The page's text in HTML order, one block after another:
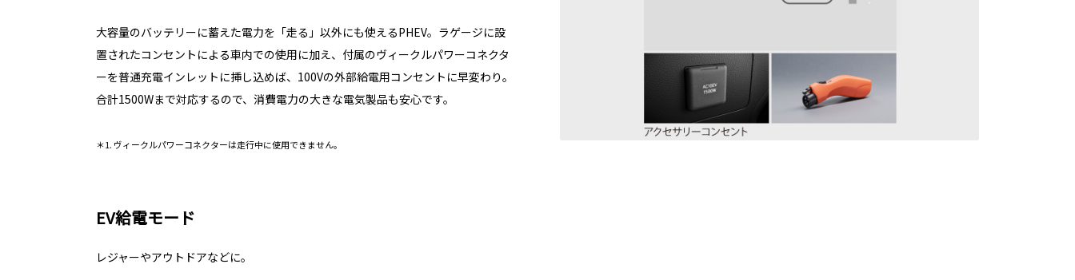
大容量のバッテリーに蓄えた電力を「走る」以外にも使えるPHEV。ラゲージに設
置されたコンセントによる車内での使用に加え、付属のヴィークルパワーコネクタ
ーを普通充電インレットに挿し込めば、100Vの外部給電用コンセントに早変わり。
合計1500Wまで対応するので、消費電力の大きな電気製品も安心です。
＊1. ヴィークルパワーコネクターは走行中に使用できません。
EV給電モード
レジャーやアウトドアなどに。